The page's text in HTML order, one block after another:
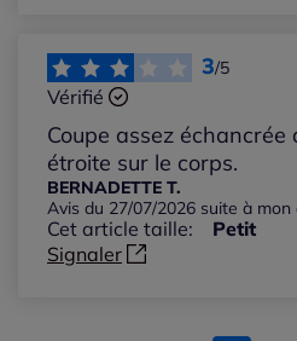
3/5
Vérifié
Coupe assez échancrée
étroite sur le corps.
BERNADETTE T.
Avis du 27/07/2026 suite à
Cet article taille:
Petit
Signaler